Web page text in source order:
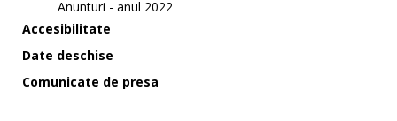
Anunturi - anul 2022
Accesibilitate
Date deschise
Comunicate de presa